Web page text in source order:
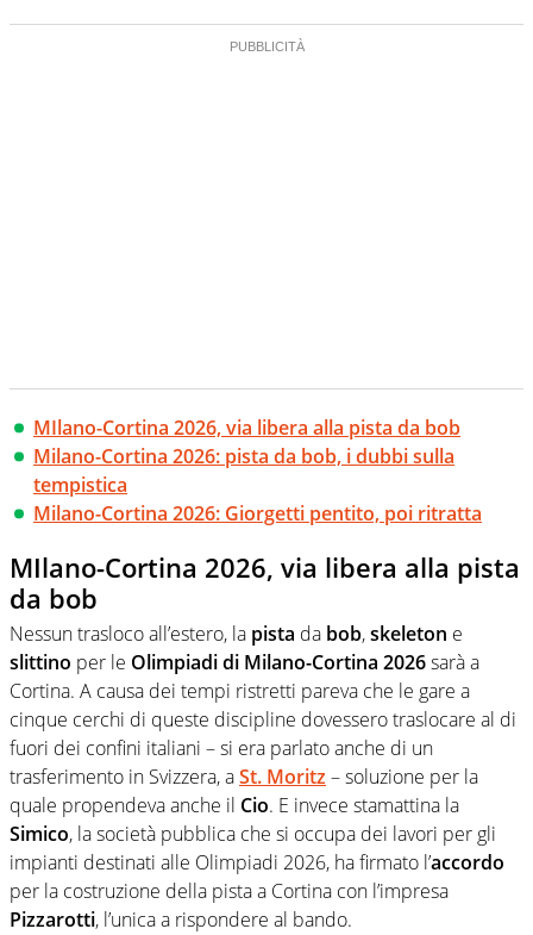
MIlano-Cortina 2026, via libera alla pista da bob
Milano-Cortina 2026: pista da bob, i dubbi sulla
tempistica
Milano-Cortina 2026: Giorgetti pentito, poi ritratta
MIlano-Cortina 2026, via libera alla pista
da bob
Nessun trasloco all’estero, la pista da bob,skeleton e
slittino per le Olimpiadi di Milano-Cortina 2026sarà a
Cortina. A causa dei tempi ristretti pareva che le gare a
cinque cerchi di queste discipline dovessero traslocare al di
fuori dei confini italiani – si era parlato anche di un
trasferimento in Svizzera, aSt. Moritz – soluzione per la
quale propendeva anche il Cio. E invece stamattina la
Simico, la società pubblica che si occupa dei lavori per gli
impianti destinati alle Olimpiadi 2026, ha firmato l’accordo
per la costruzione della pista a Cortina con l’impresa
Pizzarotti, l’unica a rispondere al bando.